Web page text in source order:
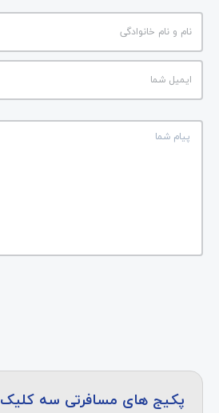
پکیج های مسافرتی سه کلیک